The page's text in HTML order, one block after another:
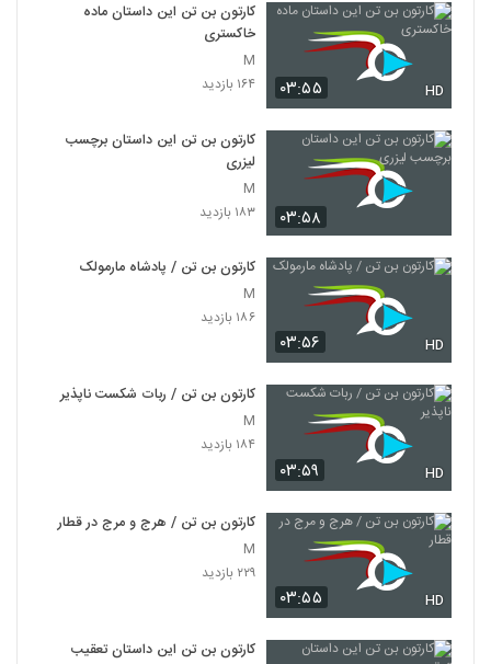
۰۳:۵۵ HD
کارتون بن تن این داستان ماده
خاکستری
M
۱۶۴ بازدید
۰۳:۵۸
کارتون بن تن این داستان برچسب
لیزری
M
۱۸۳ بازدید
۰۳:۵۶ HD
کارتون بن تن / پادشاه مارمولک
M
۱۸۶ بازدید
۰۳:۵۹ HD
کارتون بن تن / ربات شکست ناپذیر
M
۱۸۴ بازدید
۰۳:۵۵ HD
کارتون بن تن / هرج و مرج در قطار
M
۲۲۹ بازدید
کارتون بن تن این داستان تعقیب